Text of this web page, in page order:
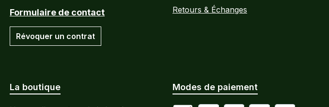
Formulaire de contact
Révoquer un contrat
Retours & Échanges
La boutique Modes de paiement